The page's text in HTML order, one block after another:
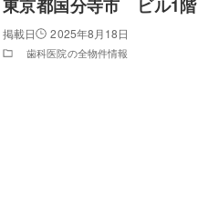
東京都国分寺市 ビル1階
2025年8月18日
歯科医院の全物件情報